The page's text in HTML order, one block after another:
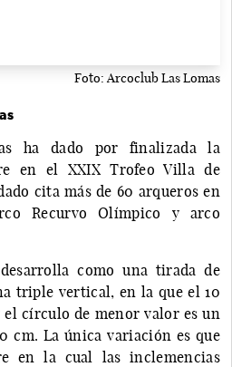
Foto: Arcoclub Las Lomas
ha dado por finalizada la
en el XXIX Trofeo Villa de
cita más de 60 arqueros en
Recurvo Olímpico y arco
como una tirada de
triple vertical, en la que el 10
círculo de menor valor es un
cm. La única variación es que
en la cual las inclemencias